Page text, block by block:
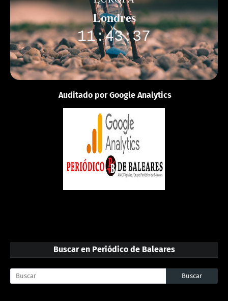
Londres
11:43:37
Auditado por Google Analytics
Buscar en Periódico de Baleares